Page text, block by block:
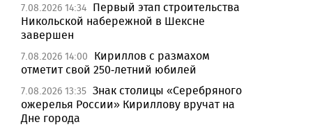
7.08.2026 14:34 Первый этап строительства
Никольской набережной в Шексне
завершен
7.08.2026 14:00
Кириллов с размахом
отметит свой 250-летний юбилей
7.08.2026 13:35 Знак столицы «Серебряного
ожерелья России» Кириллову вручат на
Дне города